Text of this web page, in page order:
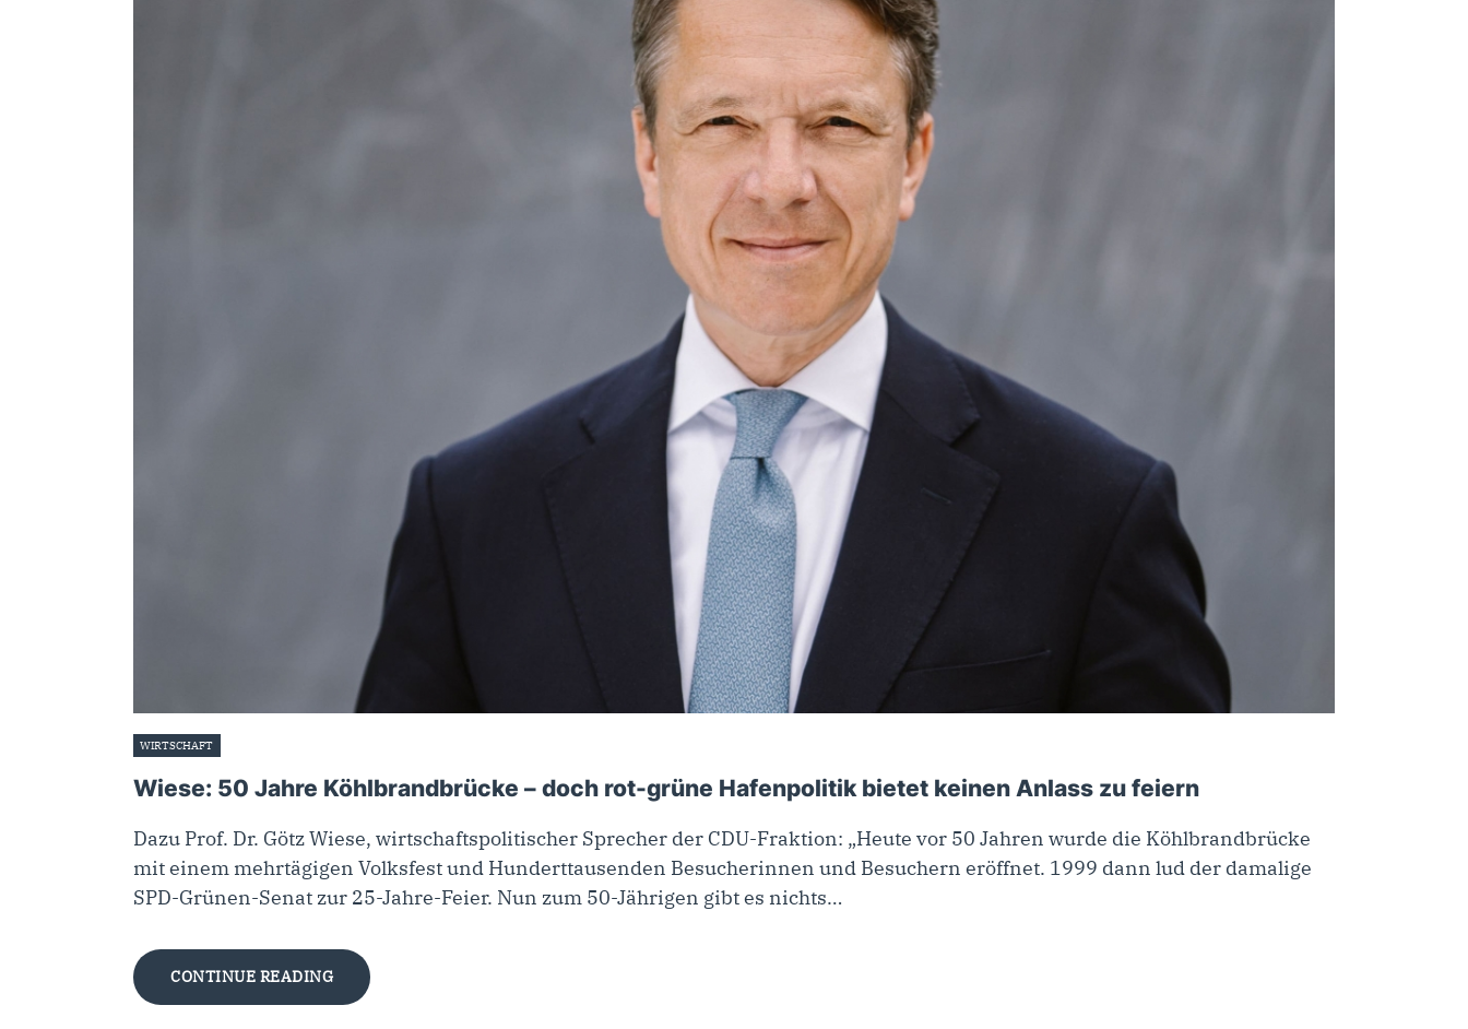
WIRTSCHAFT
Wiese: 50 Jahre Köhlbrandbrücke – doch rot-grüne Hafenpolitik bietet keinen Anlass zu feiern
Dazu Prof. Dr. Götz Wiese, wirtschaftspolitischer Sprecher der CDU-Fraktion: „Heute vor 50 Jahren wurde die Köhlbrandbrücke
mit einem mehrtägigen Volksfest und Hunderttausenden Besucherinnen und Besuchern eröffnet. 1999 dann lud der damalige
SPD-Grünen-Senat zur 25-Jahre-Feier. Nun zum 50-Jährigen gibt es nichts…
CONTINUE READING